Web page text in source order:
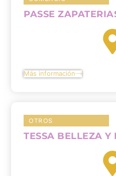
PASSE
Más información
OTROS
TESSA BELLEZA Y